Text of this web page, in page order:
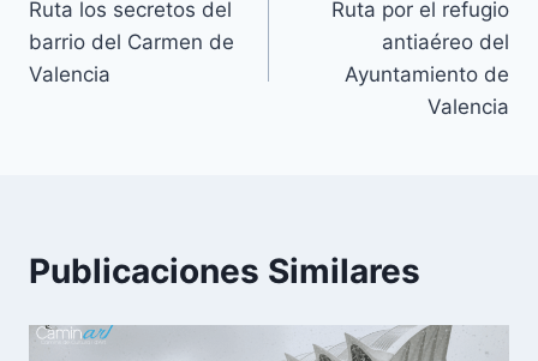
Ruta los secretos del
barrio del Carmen de
Valencia
Ruta por el refugio
antiaéreo del
Ayuntamiento de
Valencia
Publicaciones Similares